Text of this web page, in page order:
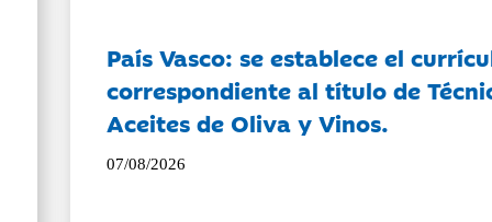
País Vasco: se establece el
correspondiente al título de
Aceites de Oliva y Vinos.
07/08/2026